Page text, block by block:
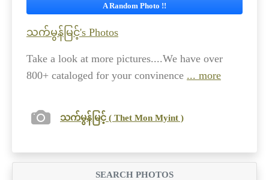
A Random Photo !!
သက်မွန်မြင့်'s Photos
Take a look at more pictures....We have over
800+ cataloged for your convinence ... more
သက်မွန်မြင့် ( Thet Mon Myint )
SEARCH PHOTOS